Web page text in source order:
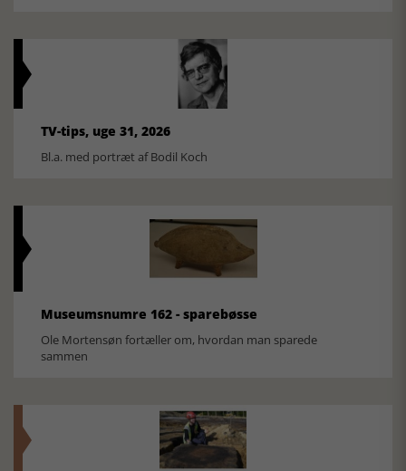
TV-tips, uge 31, 2026
Bl.a. med portræt af Bodil Koch
Museumsnumre 162 - sparebøsse
Ole Mortensøn fortæller om, hvordan man sparede
sammen